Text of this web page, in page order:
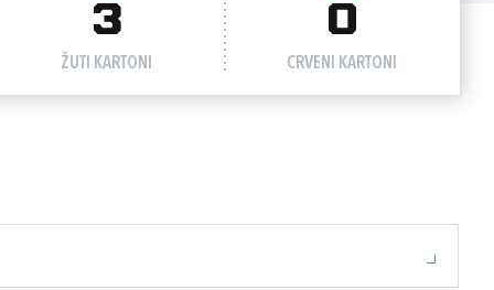
3
ŽUTI KARTONI
0
CRVENI KARTONI